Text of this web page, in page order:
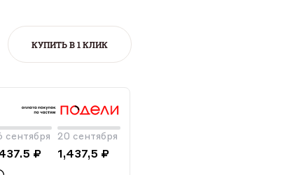
КУПИТЬ В 1 КЛИК
сентября
₽
20 сентября
1,437,5 ₽